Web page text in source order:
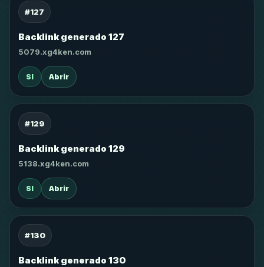
#127
Backlink generado 127
5079.xg4ken.com
SI Abrir
#129
Backlink generado 129
5138.xg4ken.com
SI Abrir
#130
Backlink generado 130